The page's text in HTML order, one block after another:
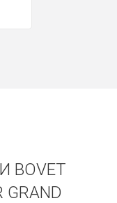
BOVET
GRAND